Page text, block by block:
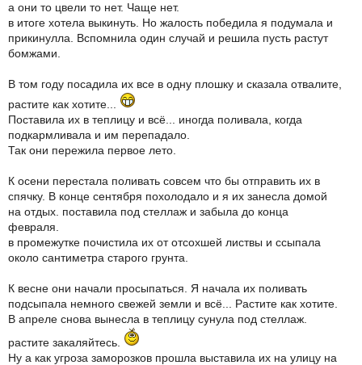
а они то цвели то нет. Чаще нет.
в итоге хотела выкинуть. Но жалость победила я подумала и
прикинулла. Вспомнила один случай и решила пусть растут
бомжами.
В том году посадила их все в одну плошку и сказала отвалите,
растите как хотите...
Поставила их в теплицу и всё... иногда поливала, когда
подкармливала и им перепадало.
Так они пережила первое лето.
К осени перестала поливать совсем что бы отправить их в
спячку. В конце сентября похолодало и я их занесла домой
на отдых. поставила под стеллаж и забыла до конца
февраля.
в промежутке почистила их от отсохшей листвы и ссыпала
около сантиметра старого грунта.
К весне они начали просыпаться. Я начала их поливать
подсыпала немного свежей земли и всё... Растите как хотите.
В апреле снова вынесла в теплицу сунула под стеллаж.
растите закаляйтесь.
Ну а как угроза заморозков прошла выставила их на улицу на